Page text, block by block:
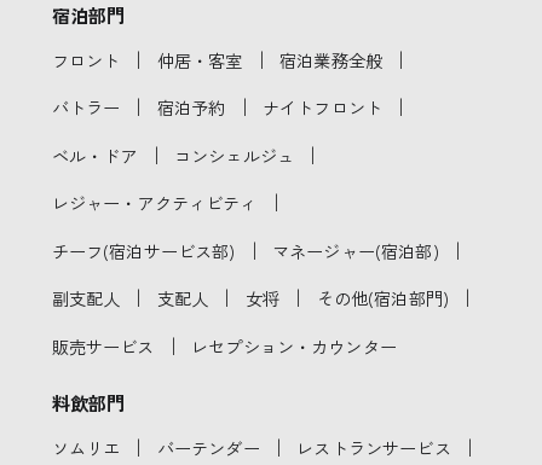
宿泊部門
フロント ｜ 仲居・客室 ｜ 宿泊業務全般 ｜
バトラー ｜ 宿泊予約 ｜ ナイトフロント ｜
ベル・ドア ｜ コンシェルジュ ｜
レジャー・アクティビティ ｜
チーフ(宿泊サービス部) ｜ マネージャー(宿泊部) ｜
副支配人 ｜ 支配人 ｜ 女将 ｜ その他(宿泊部門) ｜
販売サービス ｜ レセプション・カウンター
料飲部門
ソムリエ ｜ バーテンダー ｜ レストランサービス ｜